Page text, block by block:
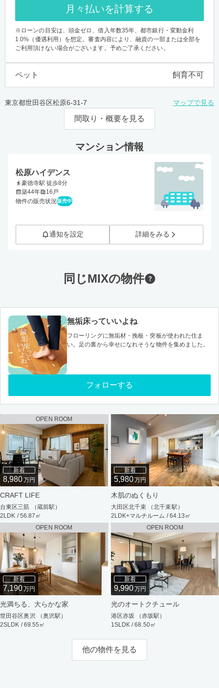
月々払いを計算する
※ローンの目安は、頭金ゼロ、借入年数35年、都市銀行・変動金利
1.0%（優遇利用）を想定。審査内容により、融資の一部または全部を
ご利用頂けない場合がございます。予めご了承ください。
ペット 飼育不可
東京都世田谷区松原6-31-7 マップで見る
間取り・概要を見る
マンション情報
松原ハイデンス
豪徳寺駅 徒歩8分
築44年
16戸
物件の販売状況 販売中
通知を設定 詳細をみる
同じMIXの物件
無垢床っていいよね
フローリングに無垢材・挽板・突板が使われた住ま
い。足の裏から幸せになれそうな物件を集めました。
フォローする
OPEN ROOM
新着
8,980万円
CRAFT LIFE
台東区三筋 （蔵前駅）
2LDK / 56.87㎡
新着
5,980万円
木肌のぬくもり
大田区北千束 （北千束駅）
2LDK+マルチルーム / 64.13㎡
OPEN ROOM
新着
7,190万円
光満ちる、大らかな家
世田谷区奥沢 （奥沢駅）
2SLDK / 69.55㎡
OPEN ROOM
新着
9,990万円
光のオートクチュール
港区赤坂 （赤坂駅）
1SLDK / 68.50㎡
他の物件を見る